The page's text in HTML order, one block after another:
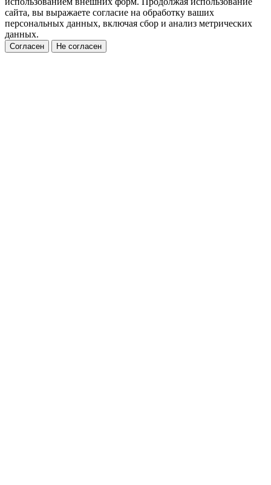
сайта, вы выражаете согласие на обработку ваших
персональных данных, включая сбор и анализ метрических
данных.
Согласен Не согласен